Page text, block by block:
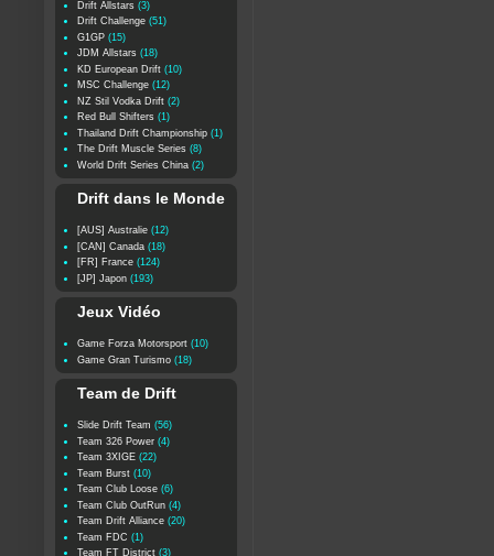
Drift Allstars (3)
Drift Challenge (51)
G1GP (15)
JDM Allstars (18)
KD European Drift (10)
MSC Challenge (12)
NZ Stil Vodka Drift (2)
Red Bull Shifters (1)
Thailand Drift Championship (1)
The Drift Muscle Series (8)
World Drift Series China (2)
Drift dans le Monde
[AUS] Australie (12)
[CAN] Canada (18)
[FR] France (124)
[JP] Japon (193)
Jeux Vidéo
Game Forza Motorsport (10)
Game Gran Turismo (18)
Team de Drift
Slide Drift Team (56)
Team 326 Power (4)
Team 3XIGE (22)
Team Burst (10)
Team Club Loose (6)
Team Club OutRun (4)
Team Drift Alliance (20)
Team FDC (1)
Team FT District (3)